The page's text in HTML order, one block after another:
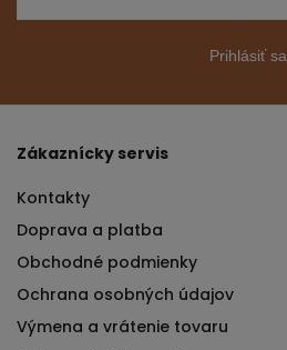
Prihlásiť sa
Zákaznícky servis
Kontakty
Doprava a platba
Obchodné podmienky
Ochrana osobných údajov
Výmena a vrátenie tovaru